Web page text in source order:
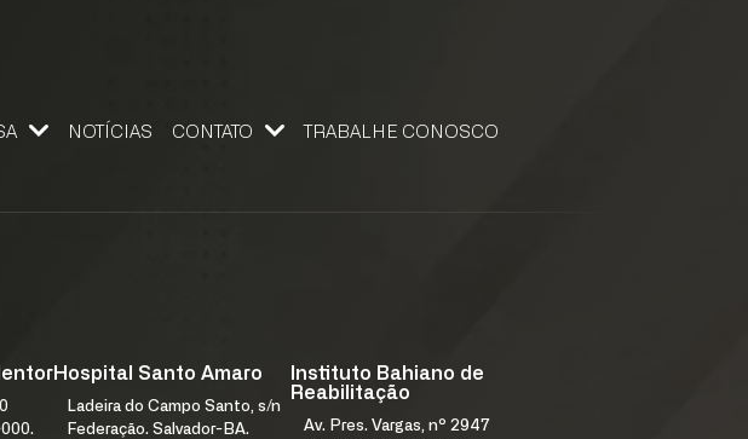
NOTÍCIAS CONTATO TRABALHE CONOSCO
Hospital Santo Amaro
Ladeira do Campo Santo, s/n
Federação. Salvador-BA.
Instituto Bahiano de
Reabilitação
Av. Pres. Vargas, nº 2947